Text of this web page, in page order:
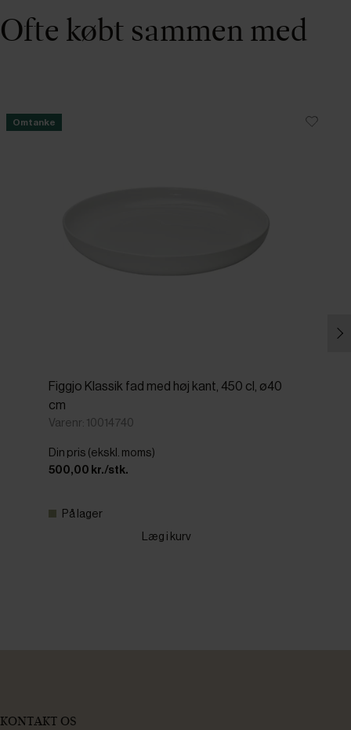
Ofte købt sammen med
Omtanke
Figgjo Klassik fad med høj kant, 450 cl, ø40
cm
Varenr: 10014740
Din pris (ekskl. moms)
500,00 kr./stk.
På lager
Læg i kurv
KONTAKT OS